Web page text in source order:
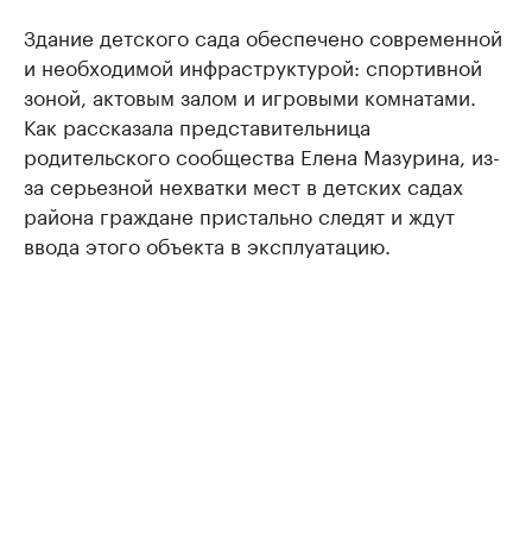
Здание детского сада обеспечено современной
и необходимой инфраструктурой: спортивной
зоной, актовым залом и игровыми комнатами.
Как рассказала представительница
родительского сообщества Елена Мазурина, из-
за серьезной нехватки мест в детских садах
района граждане пристально следят и ждут
ввода этого объекта в эксплуатацию.